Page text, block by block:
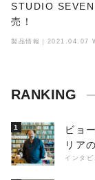
STUDIO
売！
製品情報｜2021.04.07
RANKING
1
ビョ
リア
ビエ
インタビ